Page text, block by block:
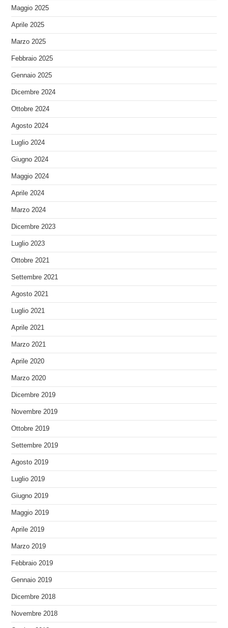
Maggio 2025
Aprile 2025
Marzo 2025
Febbraio 2025
Gennaio 2025
Dicembre 2024
Ottobre 2024
Agosto 2024
Luglio 2024
Giugno 2024
Maggio 2024
Aprile 2024
Marzo 2024
Dicembre 2023
Luglio 2023
Ottobre 2021
Settembre 2021
Agosto 2021
Luglio 2021
Aprile 2021
Marzo 2021
Aprile 2020
Marzo 2020
Dicembre 2019
Novembre 2019
Ottobre 2019
Settembre 2019
Agosto 2019
Luglio 2019
Giugno 2019
Maggio 2019
Aprile 2019
Marzo 2019
Febbraio 2019
Gennaio 2019
Dicembre 2018
Novembre 2018